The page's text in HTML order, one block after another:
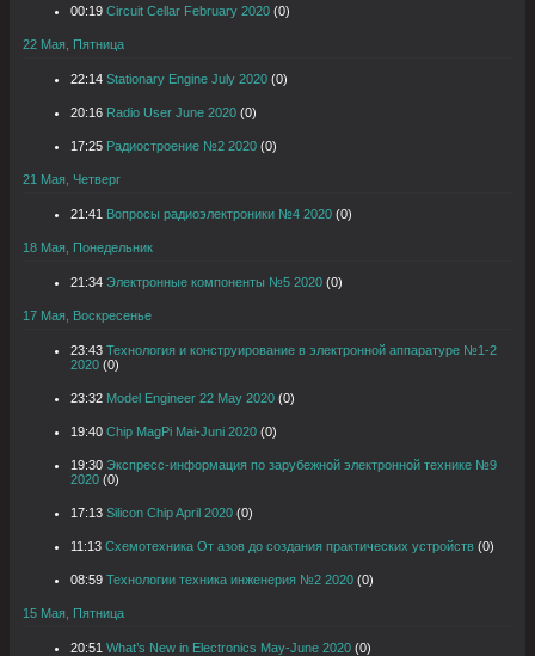
00:19 Circuit Cellar February 2020 (0)
22 Мая, Пятница
22:14 Stationary Engine July 2020 (0)
20:16 Radio User June 2020 (0)
17:25 Радиостроение №2 2020 (0)
21 Мая, Четверг
21:41 Вопросы радиоэлектроники №4 2020 (0)
18 Мая, Понедельник
21:34 Электронные компоненты №5 2020 (0)
17 Мая, Воскресенье
23:43 Технология и конструирование в электронной аппаратуре №1-2
2020 (0)
23:32 Model Engineer 22 May 2020 (0)
19:40 Chip MagPi Mai-Juni 2020 (0)
19:30 Экспресс-информация по зарубежной электронной технике №9
2020 (0)
17:13 Silicon Chip April 2020 (0)
11:13 Схемотехника От азов до создания практических устройств (0)
08:59 Технологии техника инженерия №2 2020 (0)
15 Мая, Пятница
20:51 What’s New in Electronics May-June 2020 (0)